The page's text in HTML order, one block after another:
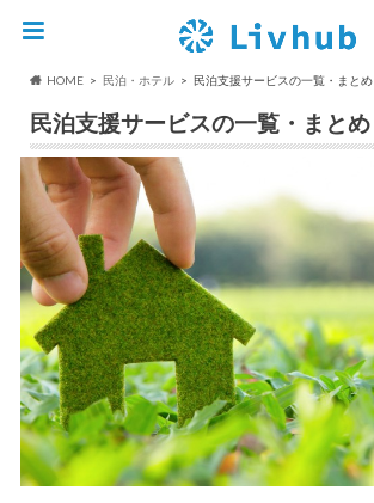
HOME 民泊・ホテル 民泊支援サービスの一覧・まとめ
民泊支援サービスの一覧・まとめ